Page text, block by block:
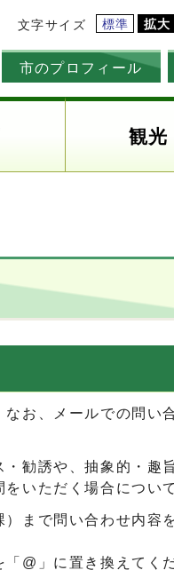
文字サイズ 標準 拡大
市のプロフィール
観光
お、メールでの問い
勧誘や、抽象的・趣
いただく場合につい
まで問い合わせ内容
@」に置き換えてくだ